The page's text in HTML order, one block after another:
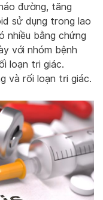
đường, tăng
sử dụng trong lao
nhiều bằng chứng
với nhóm bệnh
loạn tri giác.
và rối loạn tri giác.